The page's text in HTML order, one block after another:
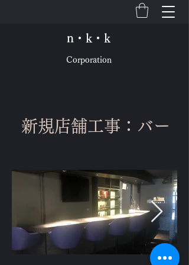
n・k・k
Corporation
​新規店舗工事：バー